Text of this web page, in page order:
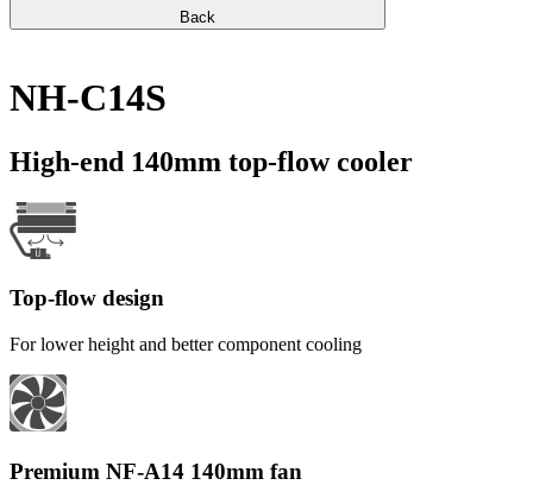
Back
NH-C14S
High-end 140mm top-flow cooler
Top-flow design
For lower height and better component cooling
Premium NF-A14 140mm fan